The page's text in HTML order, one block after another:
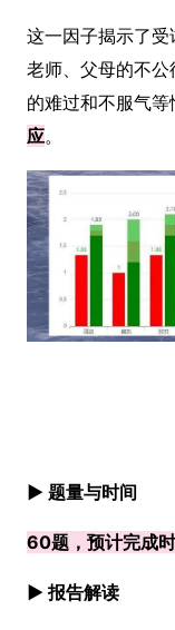
这一因子揭示了
老师、父母的不
的难过和不服气等
应。
► 题量与时间
60题，预计完成
► 报告解读